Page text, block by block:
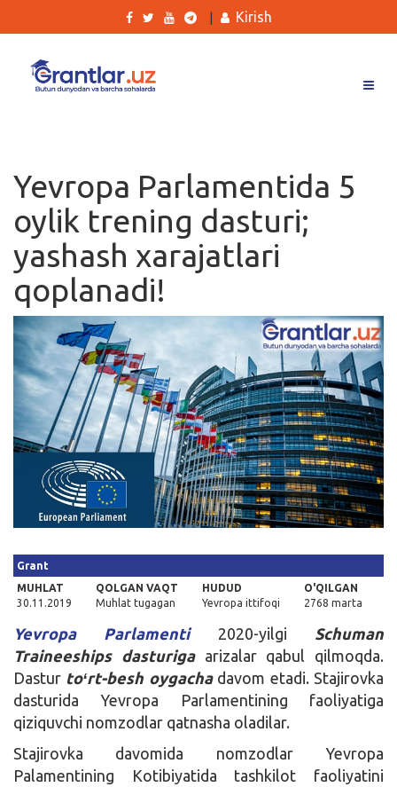
Ishlar
Kurslar
Blog
Yana
Qidirish
Kirish
Kirish
Yevropa Parlamentida 5
oylik trening dasturi;
yashash xarajatlari
qoplanadi!
Grant
MUHLAT
30.11.2019
QOLGAN VAQT
Muhlat tugagan
HUDUD
Yevropa ittifoqi
O'QILGAN
2768 marta
Yevropa Parlamenti2020-yilgi Schuman
Traineeships dasturigaarizalar qabul qilmoqda.
Dastur toʻrt-besh oygacha davom etadi. Stajirovka
dasturida Yevropa Parlamentining faoliyatiga
qiziquvchi nomzodlar qatnasha oladilar.
Stajirovka davomida nomzodlar Yevropa
Palamentining Kotibiyatida tashkilot faoliyatini